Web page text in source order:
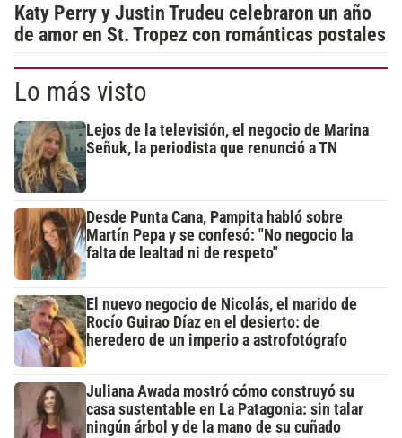
Katy Perry y Justin Trudeu celebraron un año
de amor en St. Tropez con románticas postales
Lo más visto
Lejos de la televisión, el negocio de Marina
Señuk, la periodista que renunció a TN
Desde Punta Cana, Pampita habló sobre
Martín Pepa y se confesó: "No negocio la
falta de lealtad ni de respeto"
El nuevo negocio de Nicolás, el marido de
Rocío Guirao Díaz en el desierto: de
heredero de un imperio a astrofotógrafo
Juliana Awada mostró cómo construyó su
casa sustentable en La Patagonia: sin talar
ningún árbol y de la mano de su cuñado